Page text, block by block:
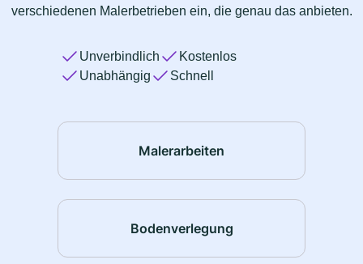
verschiedenen Malerbetrieben ein, die genau das anbieten.
Unverbindlich
Kostenlos
Unabhängig
Schnell
Malerarbeiten
Bodenverlegung